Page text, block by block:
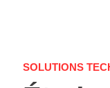
SOLUTIONS